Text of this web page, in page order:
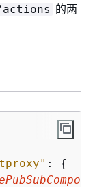
的两
: {